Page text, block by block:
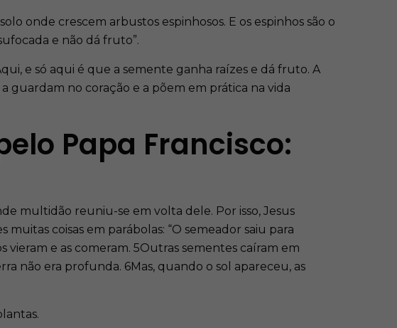
onde crescem arbustos espinhosos. E os espinhos são o
e não dá fruto”.
e só aqui é que a semente ganha raízes e dá fruto. A
guardam no coração e a põem em prática na vida
Papa Francisco:
multidão reuniu-se em volta dele. Por isso, Jesus
coisas em parábolas: “O semeador saiu para
vieram e as comeram. 5Outras sementes caíram em
não era profunda. 6Mas, quando o sol apareceu, as